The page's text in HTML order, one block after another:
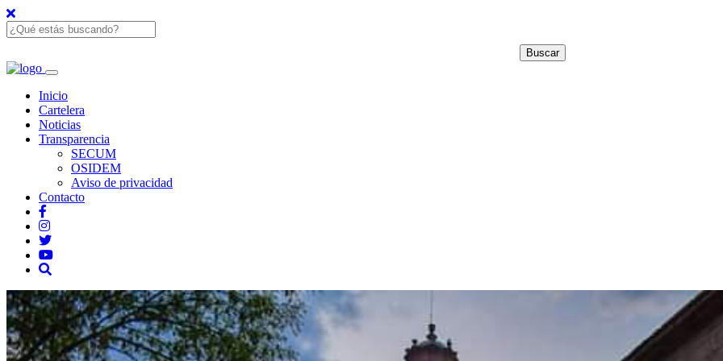
Inicio
Cartelera
Noticias
Transparencia
SECUM
OSIDEM
Aviso de privacidad
Contacto